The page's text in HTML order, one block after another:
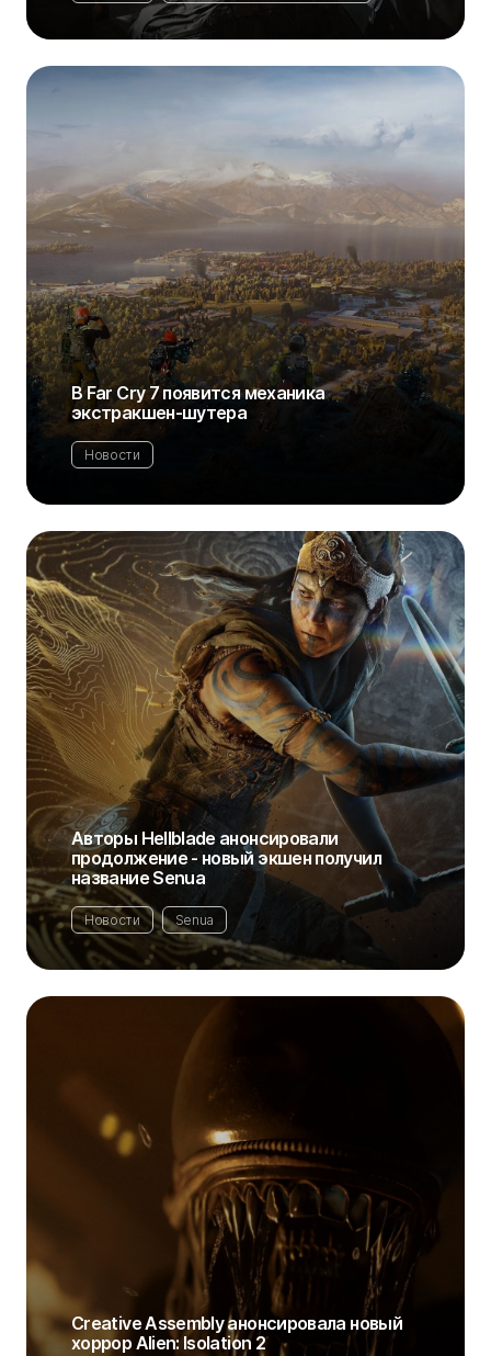
В Far Cry 7 появится механика
экстракшен-шутера
Новости
Авторы Hellblade анонсировали
продолжение - новый экшен получил
название Senua
Новости Senua
Creative Assembly анонсировала новый
хоррор Alien: Isolation 2